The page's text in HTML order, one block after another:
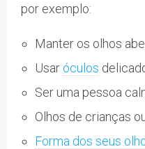
por exemplo:
Manter os olhos
Usar óculos
Ser uma pessoa
Olhos de crianças
Forma dos seus